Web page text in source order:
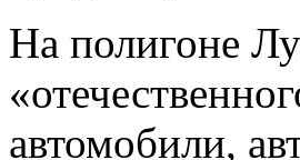
На полигоне
автомобили,